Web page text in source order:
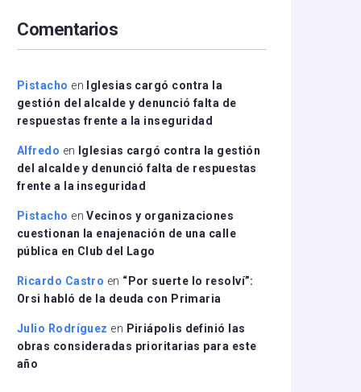
disminuir
el
Comentarios
Pistacho en
Iglesias cargó contra la
gestión del alcalde y denunció falta de
respuestas frente a la inseguridad
Alfredo en
Iglesias cargó contra la gestión
del alcalde y denunció falta de respuestas
frente a la inseguridad
Pistacho enVecinos y organizaciones
cuestionan la enajenación de una calle
pública en Club del Lago
Ricardo Castro en “Por suerte lo resolví”:
Orsi habló de la deuda con Primaria
Julio Rodríguez en Piriápolis definió las
obras consideradas prioritarias para este
año